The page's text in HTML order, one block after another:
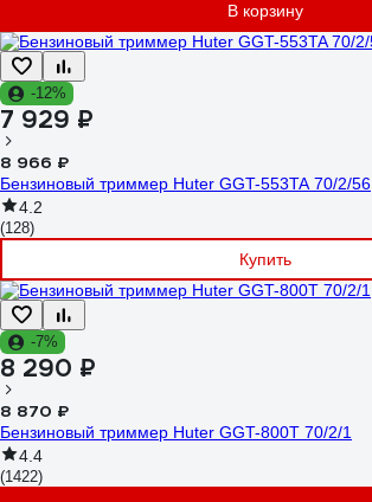
В корзину
-12%
7 929 ₽
8 966 ₽
Бензиновый триммер Huter GGT-553TA 70/2/56
4.2
(128)
Купить
-7%
8 290 ₽
8 870 ₽
Бензиновый триммер Huter GGT-800T 70/2/1
4.4
(1422)